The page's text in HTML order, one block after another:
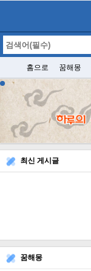
홈으로 꿈해몽
최신 게시글
꿈해몽